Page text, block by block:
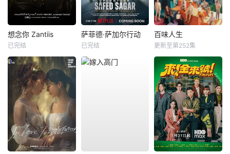
想念你 Zantiis
已完结
萨菲德·萨加尔行动
已完结
百味人生
更新至第252集